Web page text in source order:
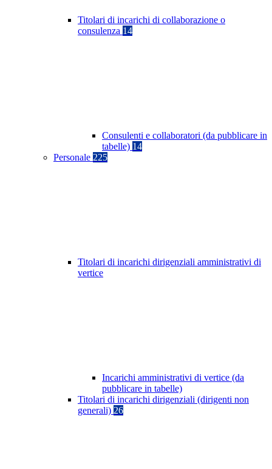
Titolari di incarichi di collaborazione o
consulenza 14
Consulenti e collaboratori (da pubblicare in
tabelle) 14
Personale 225
Titolari di incarichi dirigenziali amministrativi di
vertice
Incarichi amministrativi di vertice (da
pubblicare in tabelle)
Titolari di incarichi dirigenziali (dirigenti non
generali) 26